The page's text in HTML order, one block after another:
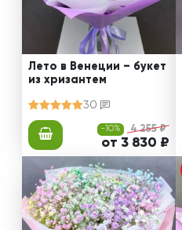
Лето в Венеции – букет
из хризантем
30
-10% 4 255 ₽
от 3 830 ₽